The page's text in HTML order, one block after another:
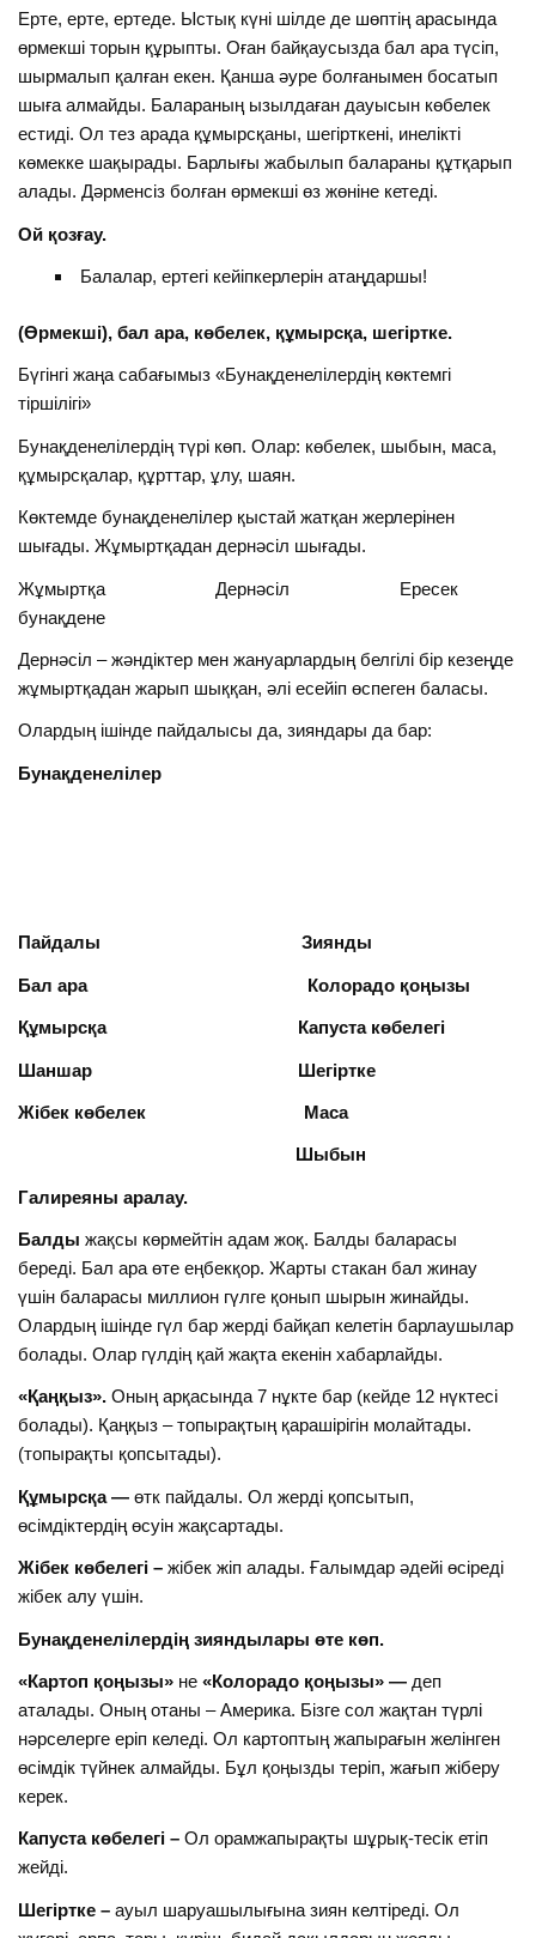
Ерте, ерте, ертеде. Ыстық күні шілде де шөптің арасында
өрмекші торын құрыпты. Оған байқаусызда бал ара түсіп,
шырмалып қалған екен. Қанша әуре болғанымен босатып
шыға алмайды. Балараның ызылдаған дауысын көбелек
естиді. Ол тез арада құмырсқаны, шегірткені, инелікті
көмекке шақырады. Барлығы жабылып балараны құтқарып
алады. Дәрменсіз болған өрмекші өз жөніне кетеді.
Ой қозғау.
Балалар, ертегі кейіпкерлерін атаңдаршы!
(Өрмекші), бал ара, көбелек, құмырсқа, шегіртке.
Бүгінгі жаңа сабағымыз «Бунақденелілердің көктемгі
тіршілігі»
Бунақденелілердің түрі көп. Олар: көбелек, шыбын, маса,
құмырсқалар, құрттар, ұлу, шаян.
Көктемде бунақденелілер қыстай жатқан жерлерінен
шығады. Жұмыртқадан дернәсіл шығады.
Жұмыртқа Дернәсіл Ересек
бунақдене
Дернәсіл – жәндіктер мен жануарлардың белгілі бір кезеңде
жұмыртқадан жарып шыққан, әлі есейіп өспеген баласы.
Олардың ішінде пайдалысы да, зияндары да бар:
Бунақденелілер
Пайдалы Зиянды
Бал ара Колорадо қоңызы
Құмырсқа Капуста көбелегі
Шаншар Шегіртке
Жібек көбелек Маса
Шыбын
Галиреяны аралау.
Балды жақсы көрмейтін адам жоқ. Балды баларасы
береді. Бал ара өте еңбекқор. Жарты стакан бал жинау
үшін баларасы миллион гүлге қонып шырын жинайды.
Олардың ішінде гүл бар жерді байқап келетін барлаушылар
болады. Олар гүлдің қай жақта екенін хабарлайды.
«Қаңқыз».Оның арқасында 7 нұкте бар (кейде 12 нүктесі
болады). Қаңқыз – топырақтың қарашірігін молайтады.
(топырақты қопсытады).
Құмырсқа — өтк пайдалы. Ол жерді қопсытып,
өсімдіктердің өсуін жақсартады.
Жібек көбелегі – жібек жіп алады. Ғалымдар әдейі өсіреді
жібек алу үшін.
Бунақденелілердің зияндылары өте көп.
«Картоп қоңызы» не«Колорадо қоңызы» — деп
аталады. Оның отаны – Америка. Бізге сол жақтан түрлі
нәрселерге еріп келеді. Ол картоптың жапырағын желінген
өсімдік түйнек алмайды. Бұл қоңызды теріп, жағып жіберу
керек.
Капуста көбелегі –Ол орамжапырақты шұрық-тесік етіп
жейді.
Шегіртке – ауыл шаруашылығына зиян келтіреді. Ол